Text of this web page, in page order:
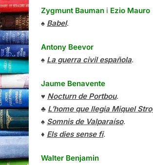
Zygmunt Bauman i Ezio Mauro
♠ Babel.
Antony Beevor
♠ La guerra civil española.
Jaume Benavente
♥ Nocturn de Portbou.
♣ L’home que llegia Miquel
♠ Somnis de Valparaíso.
♦ Els dies sense fi.
Walter Benjamin